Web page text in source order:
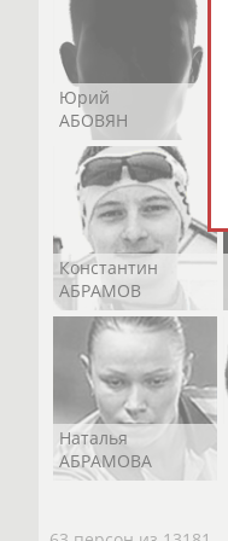
Юрий
АБОВЯН
Константин
АБРАМОВ
Наталья
АБРАМОВА